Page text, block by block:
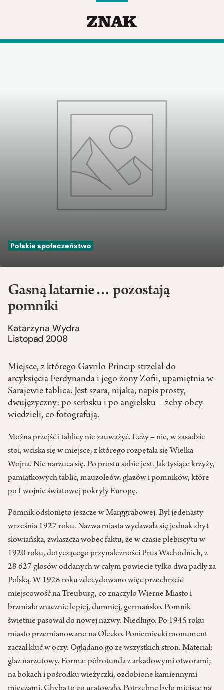
Polskie społeczeństwo
Gasną latarnie… pozostają
pomniki
Katarzyna Wydra
Listopad 2008
Miejsce, z którego Gavrilo Princip strzelał do
arcyksięcia Ferdynanda i jego żony Zofii, upamiętnia w
Sarajewie tablica. Jest szara, nijaka, napis prosty,
dwujęzyczny: po serbsku i po angielsku – żeby obcy
wiedzieli, co fotografują.
Można przejść i tablicy nie zauważyć. Leży – nie, w zasadzie
stoi, wciska się w miejsce, z którego rozpętała się Wielka
Wojna. Nie narzuca się. Po prostu sobie jest. Jak tysiące krzyży,
pamiątkowych tablic, mauzoleów, głazów i pomników, które
po I wojnie światowej pokryły Europę.
Pomnik odsłonięto jeszcze w Marggrabowej. Był jedenasty
września 1927 roku. Nazwa miasta wydawała się jednak zbyt
słowiańska, zwłaszcza wobec faktu, że w czasie plebiscytu w
1920 roku, dotyczącego przynależności Prus Wschodnich, z
28 627 głosów oddanych w całym powiecie tylko dwa padły za
Polską. W 1928 roku zdecydowano więc przechrzcić
miejscowość na Treuburg, co znaczyło Wierne Miasto i
brzmiało znacznie lepiej, dumniej, germańsko. Pomnik
świetnie pasował do nowej nazwy. Niedługo. Po 1945 roku
miasto przemianowano na Olecko. Poniemiecki monument
zaczął kłuć w oczy. Oglądano go ze wszystkich stron. Materiał:
głaz narzutowy. Forma: półrotunda z arkadowymi otworami;
na bokach i pośrodku wieżyczki, ozdobione kamiennymi